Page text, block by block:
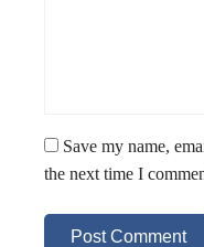
Save my name,
the next time I
Post Comment